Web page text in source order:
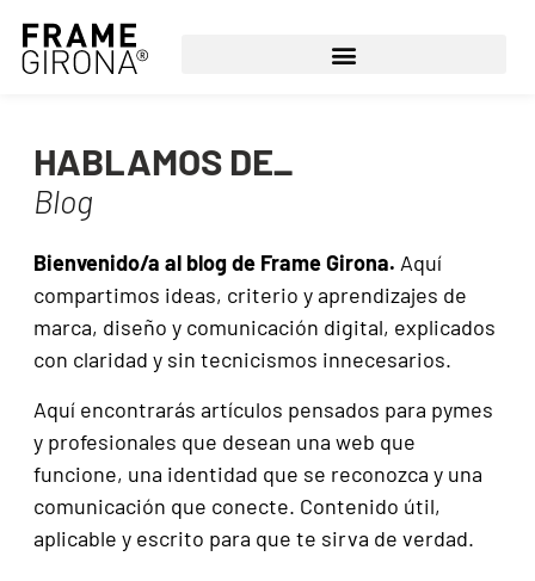
HABLAMOS DE_
Blog
Bienvenido/a al blog de Frame Girona. Aquí
compartimos ideas, criterio y aprendizajes de
marca, diseño y comunicación digital, explicados
con claridad y sin tecnicismos innecesarios.
Aquí encontrarás artículos pensados para pymes
y profesionales que desean una web que
funcione, una identidad que se reconozca y una
comunicación que conecte. Contenido útil,
aplicable y escrito para que te sirva de verdad.